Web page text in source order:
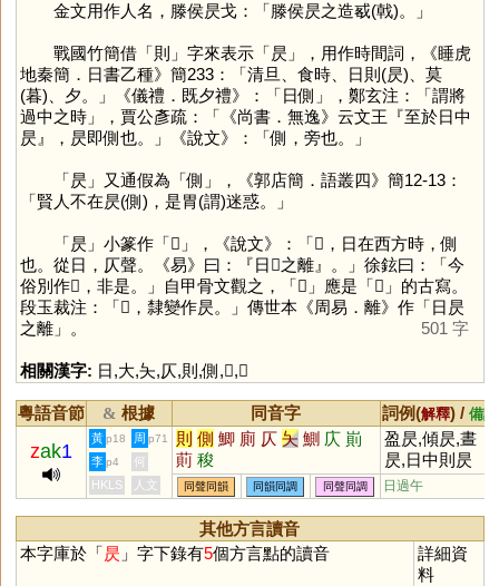
金文用作人名，滕侯昃戈：「滕侯昃之造㦴(戟)。」
戰國竹簡借「則 」字來表示「昃 」，用作時間詞，《睡虎
地秦簡．日書乙種》簡233：「清旦、食時、日則(昃)、莫
(暮)、夕。」《儀禮．既夕禮》：「日側」，鄭玄注：「謂將
過中之時」，賈公彥疏：「《尚書．無逸》云文王『至於日中
昃』，昃即側也。」《說文》：「側，旁也。」
「昃 」又通假為「側 」，《郭店簡．語叢四》簡12-13：
「賢人不在昃(側)，是胃(謂)迷惑。」
「昃 」小篆作「𣅦 」，《說文》：「𣅦，日在西方時，側
也。從日，仄聲。《易》曰：『日𣅛之離』。」徐鉉曰：「今
俗別作𣅳，非是。」自甲骨文觀之，「𣅳 」應是「𣅦 」的古寫。
段玉裁注：「𣅦，隸變作昃。」傳世本《周易．離》作「日昃
之離」。
501 字
相關漢字: 日,大,夨,仄,則 ,側,𣅦,𣅳
粵語音節 & 根據 同音字 詞例(解釋) / 備註
zak1
黃 p18 周 p71 則 側 鯽 廁 仄 夨 鰂 庂 崱
萴 稄
盈昃,傾昃,晝
昃,日中則昃
李 p4
何
HKLS
人文 同聲同韻 同韻同調 同聲同調 日過午
其他方言讀音
本字庫於「昃 」字下錄有5個方言點的讀音
詳細資
料